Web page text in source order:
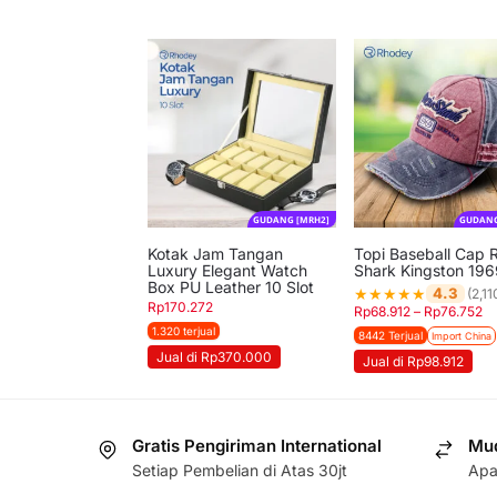
GUDANG [MRH2]
Kotak Jam Tangan
Luxury Elegant Watch
Box PU Leather 10 Slot
Rp170.272
1.320 terjual
Jual di Rp370.000
Topi Baseball Cap
Shark Kingston
★★★★★ 4.3
Rp68.912 – Rp76.752
8442 Terjual Import China
Jual di Rp98.912
Gratis Pengiriman International
Setiap Pembelian di Atas 30jt